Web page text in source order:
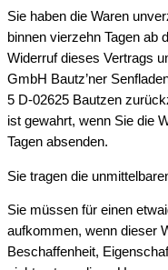
Sie haben die Waren
binnen vierzehn Tagen ab
Widerruf dieses Vertrags
GmbH Bautz’ner
5 D-02625 Bautzen
ist gewahrt, wenn Sie die
Tagen absenden.
Sie tragen die
Sie müssen für einen
aufkommen, wenn dieser
Beschaffenheit,